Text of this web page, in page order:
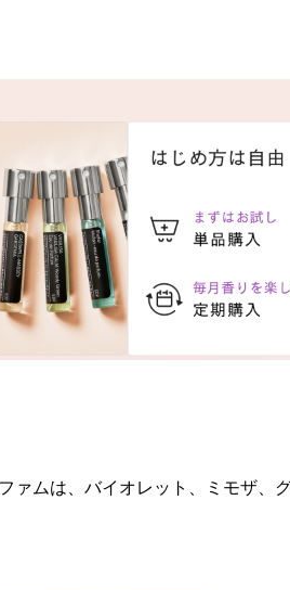
ァムは、バイオレット、ミモザ、